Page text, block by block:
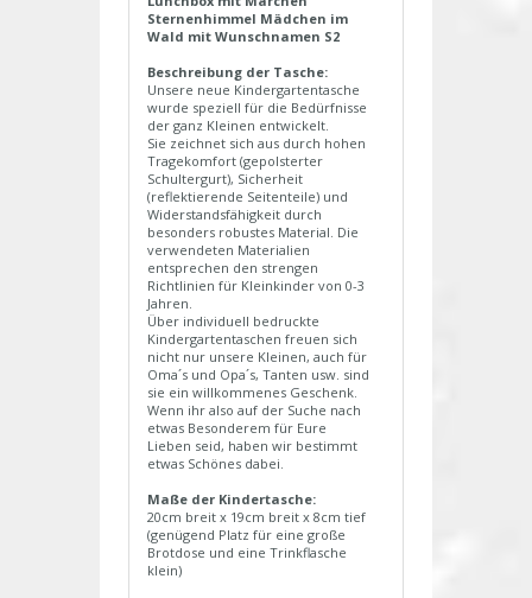
Sternenhimmel Mädchen im
Wald mit Wunschnamen S2
Beschreibung der Tasche:
Unsere neue Kindergartentasche
wurde speziell für die Bedürfnisse
der ganz Kleinen entwickelt.
Sie zeichnet sich aus durch hohen
Tragekomfort (gepolsterter
Schultergurt), Sicherheit
(reflektierende Seitenteile) und
Widerstandsfähigkeit durch
besonders robustes Material. Die
verwendeten Materialien
entsprechen den strengen
Richtlinien für Kleinkinder von 0-3
Jahren.
Über individuell bedruckte
Kindergartentaschen freuen sich
nicht nur unsere Kleinen, auch für
Oma´s und Opa´s, Tanten usw. sind
sie ein willkommenes Geschenk.
Wenn ihr also auf der Suche nach
etwas Besonderem für Eure
Lieben seid, haben wir bestimmt
etwas Schönes dabei.
Maße der Kindertasche:
20cm breit x 19cm breit x 8cm tief
(genügend Platz für eine große
Brotdose und eine Trinkflasche
klein)